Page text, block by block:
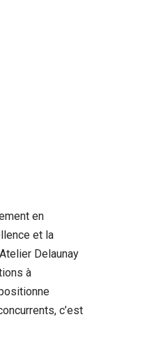
en
et la
Delaunay
à
c’est